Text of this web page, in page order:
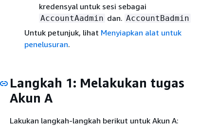
kredensyal untuk sesi sebagai
AccountAadmin dan. AccountBadmin
Untuk petunjuk, lihat Menyiapkan alat untuk
penelusuran.
Langkah 1: Melakukan tugas
Akun A
Lakukan langkah-langkah berikut untuk Akun A: